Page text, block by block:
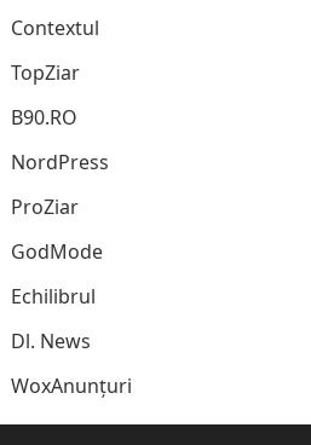
Contextul
TopZiar
B90.RO
NordPress
ProZiar
GodMode
Echilibrul
Dl. News
WoxAnunțuri